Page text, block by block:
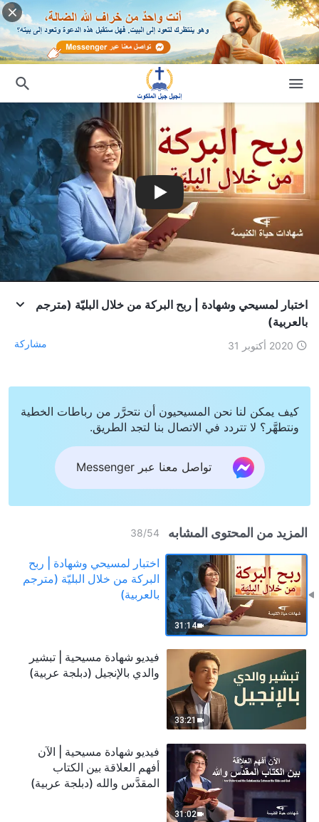
اختبار لمسيحي وشهادة | ربح البركة من خلال البليّة (مترجم
بالعربية)
2020 أكتوبر 31 مشاركة
كيف يمكن لنا نحن المسيحيون أن نتحرَّر من رباطات الخطية
ونتطهَّر؟ لا تتردد في الاتصال بنا لتجد الطريق.
تواصل معنا عبر Messenger
المزيد من المحتوى المشابه 38/54
31:14
اختبار لمسيحي وشهادة | ربح
البركة من خلال البليّة (مترجم
بالعربية)
33:21
فيديو شهادة مسيحية | تبشير
والدي بالإنجيل (دبلجة عربية)
31:02
فيديو شهادة مسيحية | الآن
أفهم العلاقة بين الكتاب
المقدَّس والله (دبلجة عربية)